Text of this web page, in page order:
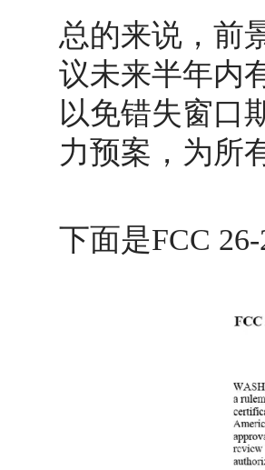
总的来说，前
议未来半年内
以免错失窗口
力预案，为所
下面是FCC